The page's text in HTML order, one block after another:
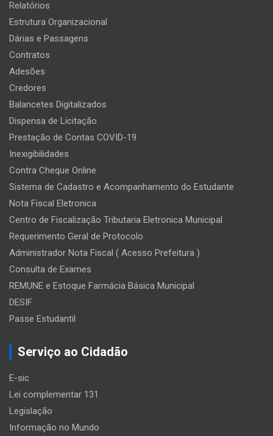
Relatórios
Estrutura Organizacional
Dárias e Passagens
Contratos
Adesões
Credores
Balancetes Digitalizados
Dispensa de Licitação
Prestação de Contas COVID-19
Inexigibilidades
Contra Cheque Online
Sistema de Cadastro e Acompanhamento do Estudante
Nota Fiscal Eletronica
Centro de Fiscalização Tributaria Eletronica Municipal
Requerimento Geral de Protocolo
Administrador Nota Fiscal ( Acesso Prefeitura )
Consulta de Exames
REMUNE e Estoque Farmácia Básica Municipal
DESIF
Passe Estudantil
Serviço ao Cidadão
E-sic
Lei complementar 131
Legislação
Informação no Mundo